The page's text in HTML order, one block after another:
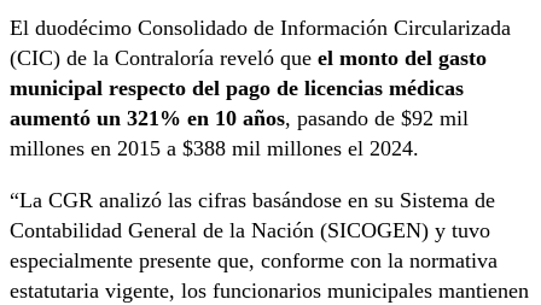
El duodécimo Consolidado de Información Circularizada
(CIC) de la Contraloría reveló que el monto del gasto
municipal respecto del pago de licencias médicas
aumentó un 321% en 10 años, pasando de $92 mil
millones en 2015 a $388 mil millones el 2024.
“La CGR analizó las cifras basándose en su Sistema de
Contabilidad General de la Nación (SICOGEN) y tuvo
especialmente presente que, conforme con la normativa
estatutaria vigente, los funcionarios municipales mantienen